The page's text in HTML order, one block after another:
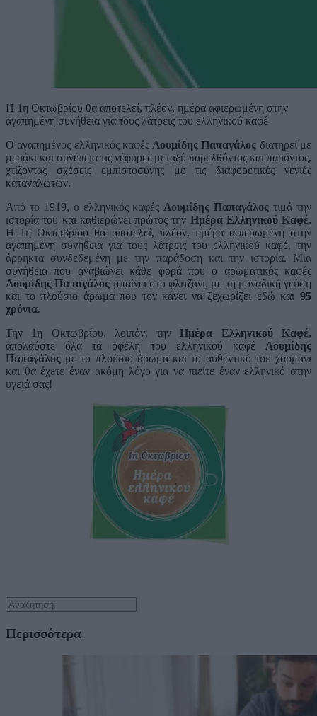
Η 1η Οκτωβρίου θα αποτελεί, πλέον, ημέρα αφιερωμένη στην
αγαπημένη συνήθεια για τους λάτρεις του ελληνικού καφέ
Ο αγαπημένος ελληνικός καφές Λουμίδης Παπαγάλος διατηρεί με
μεράκι και συνέπεια τις γέφυρες μεταξύ παρελθόντος και παρόντος,
χτίζοντας σχέσεις εμπιστοσύνης με τις διαφορετικές γενιές
καταναλωτών.
Από το 1919, ο ελληνικός καφές Λουμίδης Παπαγάλος τιμά την
ιστορία του και καθιερώνει πρώτος την Ημέρα Ελληνικού Καφέ.
Η 1η Οκτωβρίου θα αποτελεί, πλέον, ημέρα αφιερωμένη στην
αγαπημένη συνήθεια για τους λάτρεις του ελληνικού καφέ, την
άρρηκτα συνδεδεμένη με την παράδοση και την ιστορία. Μια
συνήθεια που αναβιώνει κάθε φορά που o αρωματικός καφές
Λουμίδης Παπαγάλος μπαίνει στο φλιτζάνι, με τη μοναδική γεύση
και το πλούσιο άρωμα που τον κάνει να ξεχωρίζει εδώ και 95
χρόνια.
Την 1η Οκτωβρίου, λοιπόν, τηνΗμέρα Ελληνικού Καφέ,
απολαύστε όλα τα οφέλη του ελληνικού καφέ Λουμίδης
Παπαγάλος με το πλούσιο άρωμα και το αυθεντικό του χαρμάνι
και θα έχετε έναν ακόμη λόγο για να πιείτε έναν ελληνικό στην
υγειά σας!
Περισσότερα